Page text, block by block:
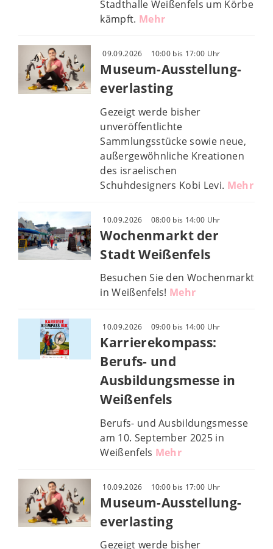
Stadthalle Weißenfels um Körbe
kämpft. Mehr
09.09.2026 10:00 bis 17:00 Uhr
Museum-Ausstellung-
everlasting
Gezeigt werde bisher
unveröffentlichte
Sammlungsstücke sowie neue,
außergewöhnliche Kreationen
des israelischen
Schuhdesigners Kobi Levi. Mehr
10.09.2026 08:00 bis 14:00 Uhr
Wochenmarkt der
Stadt Weißenfels
Besuchen Sie den Wochenmarkt
in Weißenfels! Mehr
10.09.2026 09:00 bis 14:00 Uhr
Karrierekompass:
Berufs- und
Ausbildungsmesse in
Weißenfels
Berufs- und Ausbildungsmesse
am 10. September 2025 in
Weißenfels Mehr
10.09.2026 10:00 bis 17:00 Uhr
Museum-Ausstellung-
everlasting
Gezeigt werde bisher